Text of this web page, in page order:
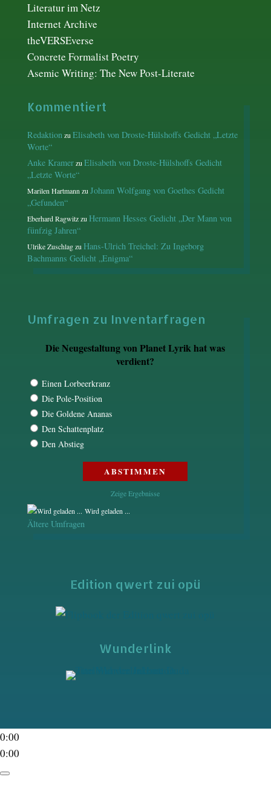
Literatur im Netz
Internet Archive
theVERSEverse
Concrete Formalist Poetry
Asemic Writing: The New Post-Literate
Kommentiert
RedaktionzuElisabeth von Droste-Hülshoffs Gedicht „Letzte
Worte“
Anke KramerzuElisabeth von Droste-Hülshoffs Gedicht
„Letzte Worte“
Marilen HartmannzuJohann Wolfgang von Goethes Gedicht
„Gefunden“
Eberhard RagwitzzuHermann Hesses Gedicht „Der Mann von
fünfzig Jahren“
Ulrike ZuschlagzuHans-Ulrich Treichel: Zu Ingeborg
Bachmanns Gedicht „Enigma“
Umfragen zu Inventarfragen
Die Neugestaltung von Planet Lyrik hat was
verdient?
Einen Lorbeerkranz
Die Pole-Position
Die Goldene Ananas
Den Schattenplatz
Den Abstieg
Zeige Ergebnisse
Wird geladen ...
Ältere Umfragen
Edition qwert zui opü
Wunderlink
0:00
0:00